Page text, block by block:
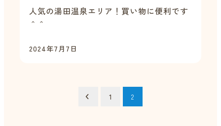
人気の湯田温泉エリア！買い物に便利です
＾＾
2024年7月7日
1 2